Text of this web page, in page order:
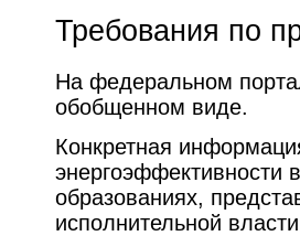
Требования по
На федеральном
обобщенном виде.
Конкретная
энергоэффективности
образованиях,
исполнительной